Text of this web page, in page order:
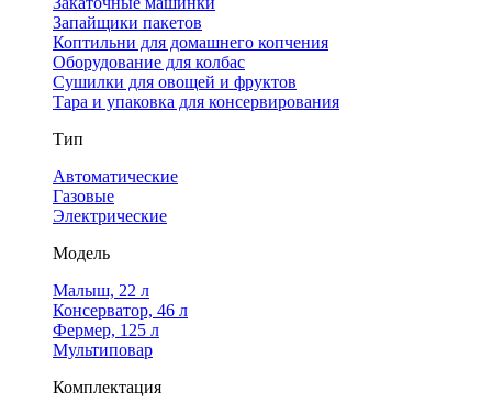
Запайщики пакетов
Коптильни для домашнего копчения
Оборудование для колбас
Сушилки для овощей и фруктов
Тара и упаковка для консервирования
Тип
Автоматические
Газовые
Электрические
Модель
Малыш, 22 л
Консерватор, 46 л
Фермер, 125 л
Мультиповар
Комплектация